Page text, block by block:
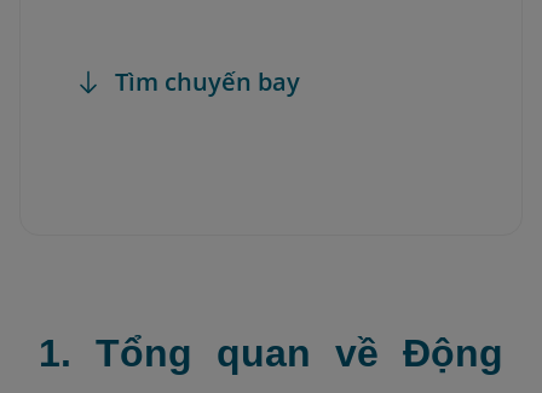
Tìm chuyến bay
1. Tổng quan về Động